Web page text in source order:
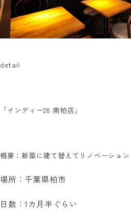
detail
「インディー28 南柏店」
概要：新築に建て替えてリノベーション
場所：千葉県柏市
日数：1カ月半ぐらい